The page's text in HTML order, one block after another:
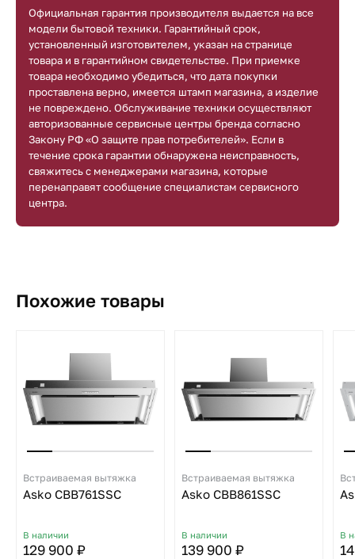
Официальная гарантия производителя выдается на все
модели бытовой техники. Гарантийный срок,
установленный изготовителем, указан на странице
товара и в гарантийном свидетельстве. При приемке
товара необходимо убедиться, что дата покупки
проставлена верно, имеется штамп магазина, а изделие
не повреждено. Обслуживание техники осуществляют
авторизованные сервисные центры бренда согласно
Закону РФ «О защите прав потребителей». Если в
течение срока гарантии обнаружена неисправность,
свяжитесь с менеджерами магазина, которые
перенаправят сообщение специалистам сервисного
центра.
Похожие товары
Встраиваемая вытяжка
Asko CBB761SSC
В наличии
129 900 ₽
Встраиваемая вытяжка
Asko CBB861SSC
В наличии
139 900 ₽
В